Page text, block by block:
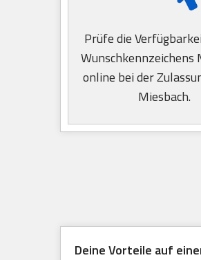
Prüfe die
Wunschkennzeichens
online bei der
Miesbach.
Deine Vorteile auf